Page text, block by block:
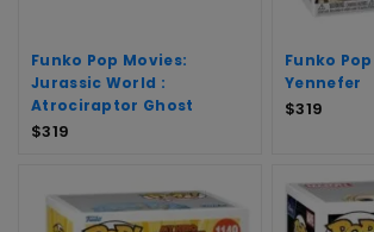
Funko Pop Movies:
Jurassic World :
Atrociraptor Ghost
$319
Funko
Yennefer
$319